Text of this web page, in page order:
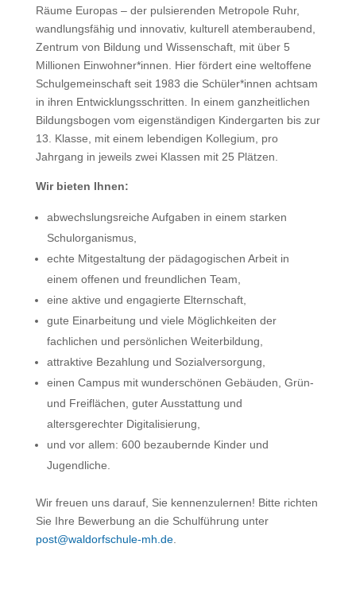
Räume Europas – der pulsierenden Metropole Ruhr,
wandlungsfähig und innovativ, kulturell atemberaubend,
Zentrum von Bildung und Wissenschaft, mit über 5
Millionen Einwohner*innen. Hier fördert eine weltoffene
Schulgemeinschaft seit 1983 die Schüler*innen achtsam
in ihren Entwicklungsschritten. In einem ganzheitlichen
Bildungsbogen vom eigenständigen Kindergarten bis zur
13. Klasse, mit einem lebendigen Kollegium, pro
Jahrgang in jeweils zwei Klassen mit 25 Plätzen.
Wir bieten Ihnen:
abwechslungsreiche Aufgaben in einem starken
Schulorganismus,
echte Mitgestaltung der pädagogischen Arbeit in
einem offenen und freundlichen Team,
eine aktive und engagierte Elternschaft,
gute Einarbeitung und viele Möglichkeiten der
fachlichen und persönlichen Weiterbildung,
attraktive Bezahlung und Sozialversorgung,
einen Campus mit wunderschönen Gebäuden, Grün-
und Freiflächen, guter Ausstattung und
altersgerechter Digitalisierung,
und vor allem: 600 bezaubernde Kinder und
Jugendliche.
Wir freuen uns darauf, Sie kennenzulernen! Bitte richten
Sie Ihre Bewerbung an die Schulführung unter
post@waldorfschule-mh.de.